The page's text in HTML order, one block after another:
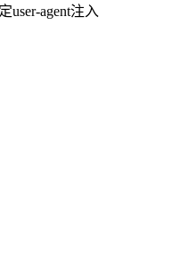
user-agent注入